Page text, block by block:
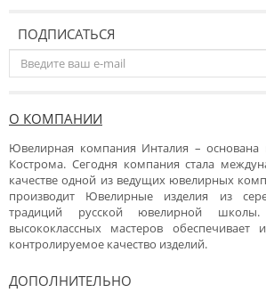
ПОДПИСАТЬСЯ
О КОМПАНИИ
Ювелирная компания Инталия – основана
Кострома. Сегодня компания стала
качестве одной из ведущих ювелирных
производит Ювелирные изделия из
традиций русской ювелирной школы.
высококлассных мастеров обеспечивает
контролируемое качество изделий.
ДОПОЛНИТЕЛЬНО